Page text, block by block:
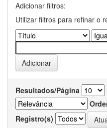
Adicionar filtros:
Utilizar filtros para refinar o
Resultados/Página
Registro(s)